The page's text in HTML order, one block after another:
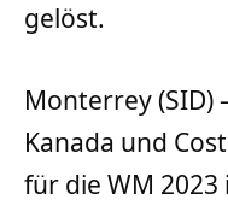
gelöst.
Monterrey (SID)
Kanada und
für die WM